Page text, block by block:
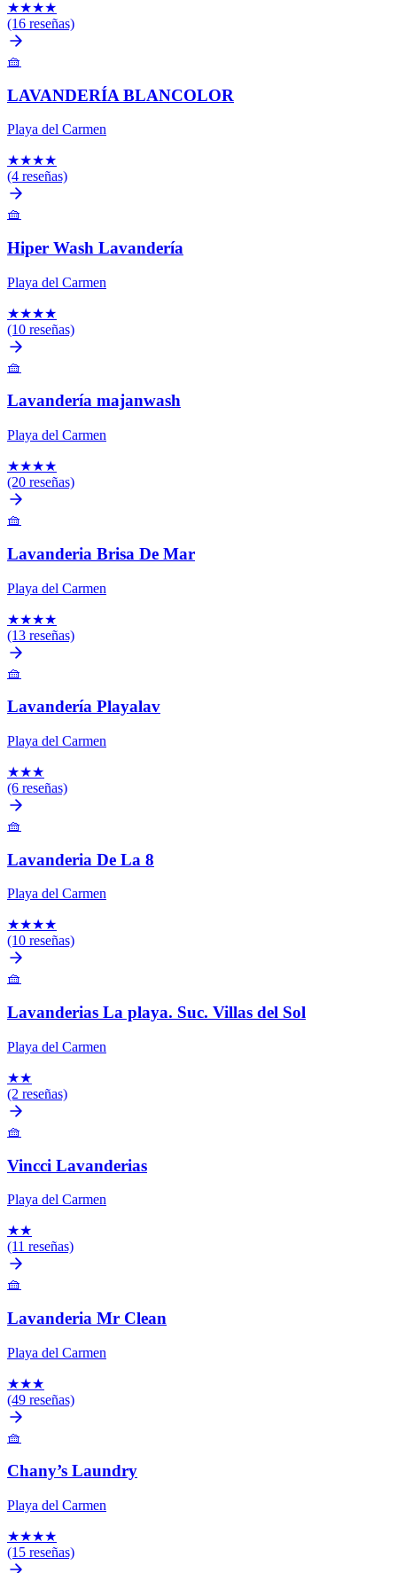
★★★★
(16 reseñas)
🧺
LAVANDERÍA BLANCOLOR
Playa del Carmen
★★★★
(4 reseñas)
🧺
Hiper Wash Lavandería
Playa del Carmen
★★★★
(10 reseñas)
🧺
Lavandería majanwash
Playa del Carmen
★★★★
(20 reseñas)
🧺
Lavanderia Brisa De Mar
Playa del Carmen
★★★★
(13 reseñas)
🧺
Lavandería Playalav
Playa del Carmen
★★★
(6 reseñas)
🧺
Lavanderia De La 8
Playa del Carmen
★★★★
(10 reseñas)
🧺
Lavanderias La playa. Suc. Villas del Sol
Playa del Carmen
★★
(2 reseñas)
🧺
Vincci Lavanderias
Playa del Carmen
★★
(11 reseñas)
🧺
Lavanderia Mr Clean
Playa del Carmen
★★★
(49 reseñas)
🧺
Chany’s Laundry
Playa del Carmen
★★★★
(15 reseñas)